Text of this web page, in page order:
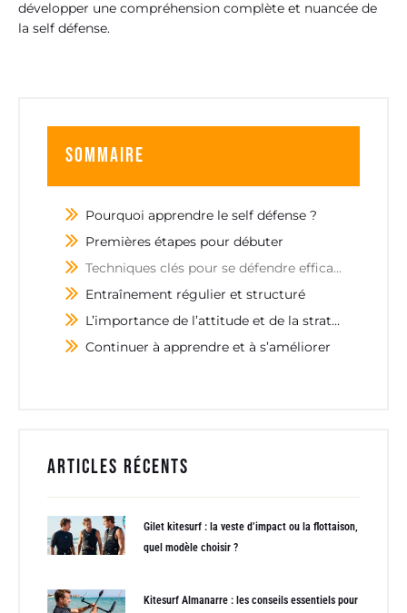
développer une compréhension complète et nuancée de
la self défense.
Sommaire
Pourquoi apprendre le self défense ?
Premières étapes pour débuter
Techniques clés pour se défendre efficacement
Entraînement régulier et structuré
L’importance de l’attitude et de la stratégie
Continuer à apprendre et à s’améliorer
Articles récents
Gilet kitesurf : la veste d’impact ou la flottaison,
quel modèle choisir ?
Kitesurf Almanarre : les conseils essentiels pour